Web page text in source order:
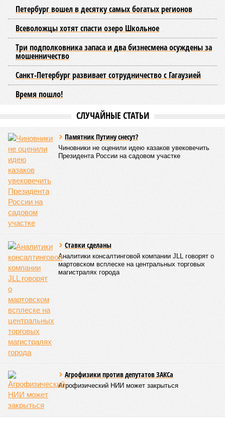
Петербург вошел в десятку самых богатых регионов
Всеволожцы хотят спасти озеро Школьное
Три подполковника запаса и два бизнесмена осуждены за
мошенничество
Санкт-Петербург развивает сотрудничество с Гагаузией
Время пошло!
СЛУЧАЙНЫЕ СТАТЬИ
Памятник Путину снесут?
Чиновники не оценили идею казаков увековечить
Президента России на садовом участке
Ставки сделаны
Аналитики консалтинговой компании JLL говорят о
мартовском всплеске на центральных торговых
магистралях города
Агрофизики против депутатов ЗАКСа
Агрофизический НИИ может закрыться